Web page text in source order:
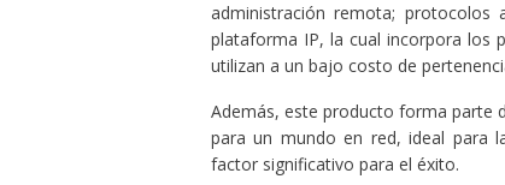
administración remota; protocolos
plataforma IP, la cual incorpora los
utilizan a un bajo costo de
Además, este producto forma parte
para un mundo en red, ideal para
factor significativo para el éxito.